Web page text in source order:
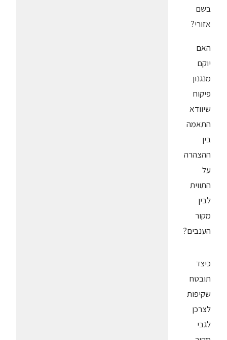
בשם
אזורי?
האם
יוקם
מנגנון
פיקוח
שיוודא
התאמה
בין
ההצהרה
על
התווית
לבין
מקור
הענבים?
כיצד
תובטח
שקיפות
לצרכן
לגבי